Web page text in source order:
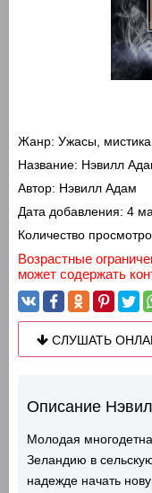
Жанр: Ужасы, мистика
Название: Нэвилл
Автор: Нэвилл Адам
Дата добавления: 4
Количество
Возрастные
может содержать
СЛУШАТЬ
Описание
Молодая
Зеландию в
надежде начать